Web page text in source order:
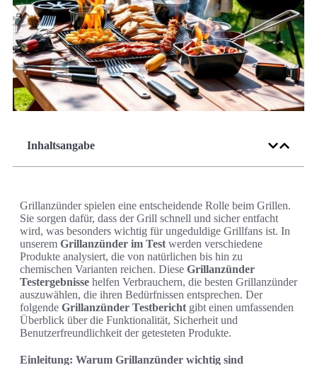
Inhaltsangabe
Grillanzünder spielen eine entscheidende Rolle beim Grillen.
Sie sorgen dafür, dass der Grill schnell und sicher entfacht
wird, was besonders wichtig für ungeduldige Grillfans ist. In
unserem Grillanzünder im Test werden verschiedene
Produkte analysiert, die von natürlichen bis hin zu
chemischen Varianten reichen. Diese Grillanzünder
Testergebnisse helfen Verbrauchern, die besten Grillanzünder
auszuwählen, die ihren Bedürfnissen entsprechen. Der
folgende Grillanzünder Testbericht gibt einen umfassenden
Überblick über die Funktionalität, Sicherheit und
Benutzerfreundlichkeit der getesteten Produkte.
Einleitung: Warum Grillanzünder wichtig sind